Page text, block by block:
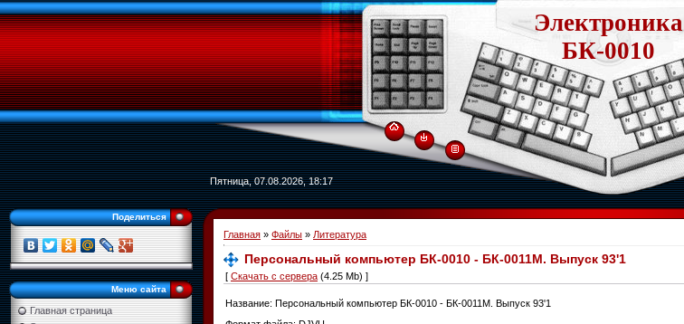
Электроника
БК-0010
Пятница, 07.08.2026, 18:17
Поделиться
Меню сайта
Главная страница
Главная » Файлы » Литература
Персональный компьютер БК-0010 - БК-0011М. Выпуск 93'1
[ Скачать с сервера (4.25 Mb) ]
Название: Персональный компьютер БК-0010 - БК-0011М. Выпуск 93'1